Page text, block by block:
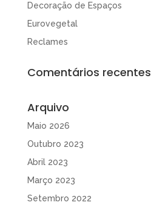
Decoração de Espaços
Eurovegetal
Reclames
Comentários recentes
Arquivo
Maio 2026
Outubro 2023
Abril 2023
Março 2023
Setembro 2022